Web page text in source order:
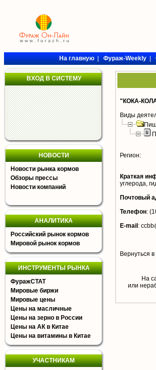
На главную|Фураж-Weekly|
ВХОД В СИСТЕМУ
НОВОСТИ
Новости рынка кормов
Обзоры прессы
Новости компаний
АНАЛИТИКА
Российский рынок кормов
Мировой рынок кормов
ИНСТРУМЕНТЫ РЫНКА
ФуражСТАТ
Мировые биржи
Мировые цены
Цены на масличные
Цены на зерно в России
Цены на АК в Китае
Цены на витамины в Китае
УЧАСТНИКАМ
"КОКА-
Виды
Регион:
Краткая
углерода,
Почтовый
Телефон:
E-mail :
Вернуться в
На
или